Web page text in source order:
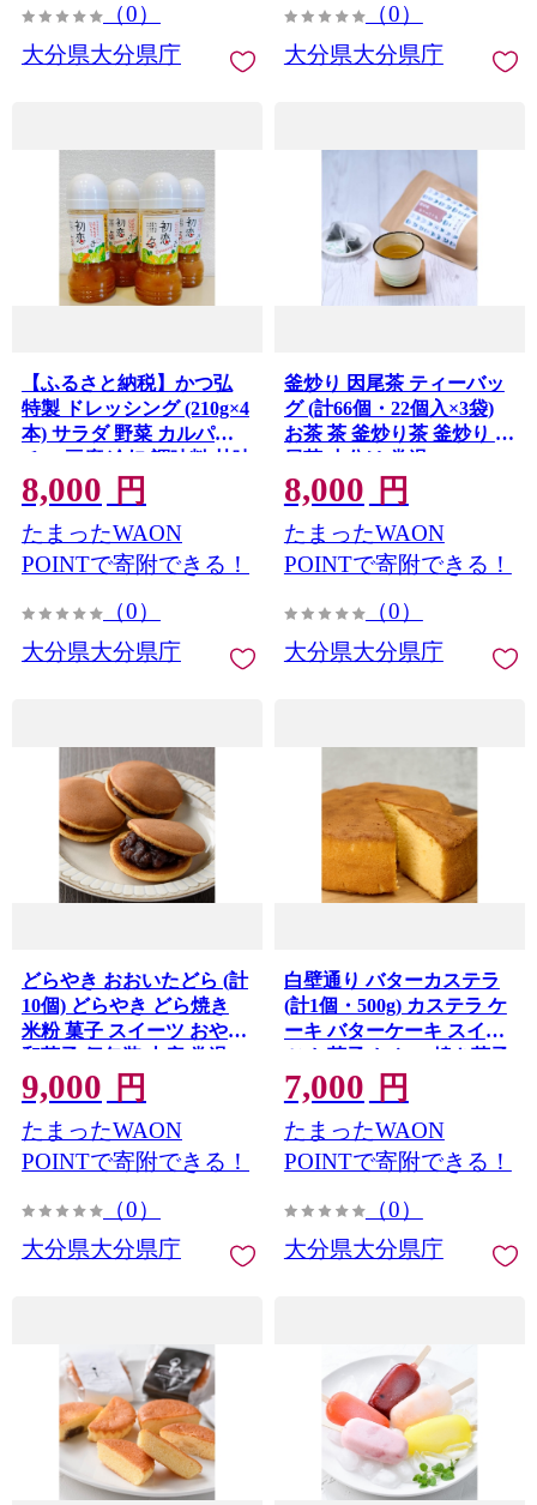
（0）
大分県大分県庁
（0）
大分県大分県庁
【ふるさと納税】かつ弘
特製 ドレッシング (210g×4
本) サラダ 野菜 カルパッ
チョ 豆腐 冷奴 調味料 甘味
酸味 セット 常温
【opbc001】【西日本畜
産】
8,000 円
たまったWAON
POINTで寄附できる！
（0）
大分県大分県庁
釜炒り 因尾茶 ティーバッ
グ (計66個・22個入×3袋)
お茶 茶 釜炒り茶 釜炒り 因
尾茶 小分け 常温
【opcd002】【きらり】
8,000 円
たまったWAON
POINTで寄附できる！
（0）
大分県大分県庁
どらやき おおいたどら (計
10個) どらやき どら焼き
米粉 菓子 スイーツ おやつ
和菓子 個包装 土産 常温
【opbj014】【お菓子のウ
メダ】
9,000 円
たまったWAON
POINTで寄附できる！
（0）
大分県大分県庁
白壁通り バターカステラ
(計1個・500g) カステラ ケ
ーキ バターケーキ スイー
ツ お菓子 おやつ 焼き菓子
洋菓子 土産 【opbj013】
【お菓子のウメダ】
7,000 円
たまったWAON
POINTで寄附できる！
（0）
大分県大分県庁